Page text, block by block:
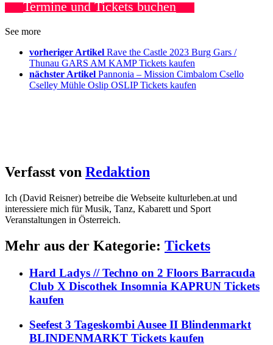
Termine und Tickets buchen
See more
vorheriger Artikel Rave the Castle 2023 Burg Gars /
Thunau GARS AM KAMP Tickets kaufen
nächster Artikel Pannonia – Mission Cimbalom Csello
Cselley Mühle Oslip OSLIP Tickets kaufen
Verfasst von Redaktion
Ich (David Reisner) betreibe die Webseite kulturleben.at und
interessiere mich für Musik, Tanz, Kabarett und Sport
Veranstaltungen in Österreich.
Mehr aus der Kategorie: Tickets
Hard Ladys // Techno on 2 Floors Barracuda
Club X Discothek Insomnia KAPRUN Tickets
kaufen
Seefest 3 Tageskombi Ausee II Blindenmarkt
BLINDENMARKT Tickets kaufen